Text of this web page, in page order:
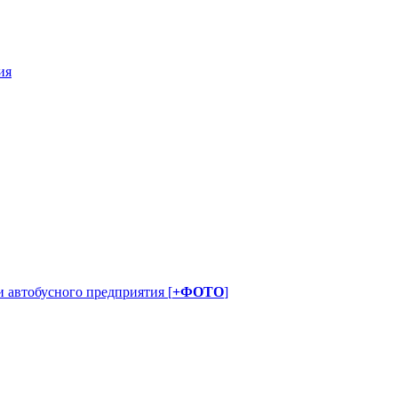
предприятия [+ФОТО]